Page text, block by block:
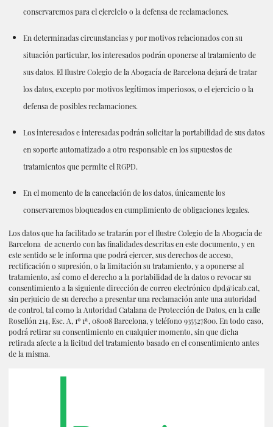
conservaremos para el ejercicio o la defensa de reclamaciones.
En determinadas circunstancias y por motivos relacionados con su
situación particular, los interesados ​​podrán oponerse al tratamiento de
sus datos. El Ilustre Colegio de la Abogacía de Barcelona dejará de tratar
los datos, excepto por motivos legítimos imperiosos, o el ejercicio o la
defensa de posibles reclamaciones.
Los interesados ​​e interesadas podrán solicitar la portabilidad de sus datos
en soporte automatizado a otro responsable en los supuestos de
tratamientos que permite el RGPD.
En el momento de la cancelación de los datos, únicamente los
conservaremos bloqueados en cumplimiento de obligaciones legales.
Los datos que ha facilitado se tratarán por el Ilustre Colegio de la Abogacía de
Barcelona de acuerdo con las finalidades descritas en este documento, y en
este sentido se le informa que podrá ejercer, sus derechos de acceso,
rectificación o supresión, o la limitación su tratamiento, y a oponerse al
tratamiento, así como el derecho a la portabilidad de la datos o revocar su
consentimiento a la siguiente dirección de correo electrónico dpd@icab.cat,
sin perjuicio de su derecho a presentar una reclamación ante una autoridad
de control, tal como la Autoridad Catalana de Protección de Datos, en la calle
Rosellón 214, Esc. A, 1º 1ª, 08008 Barcelona, y teléfono 935527800. En todo caso,
podrá retirar su consentimiento en cualquier momento, sin que dicha
retirada afecte a la licitud del tratamiento basado en el consentimiento antes
de la misma.